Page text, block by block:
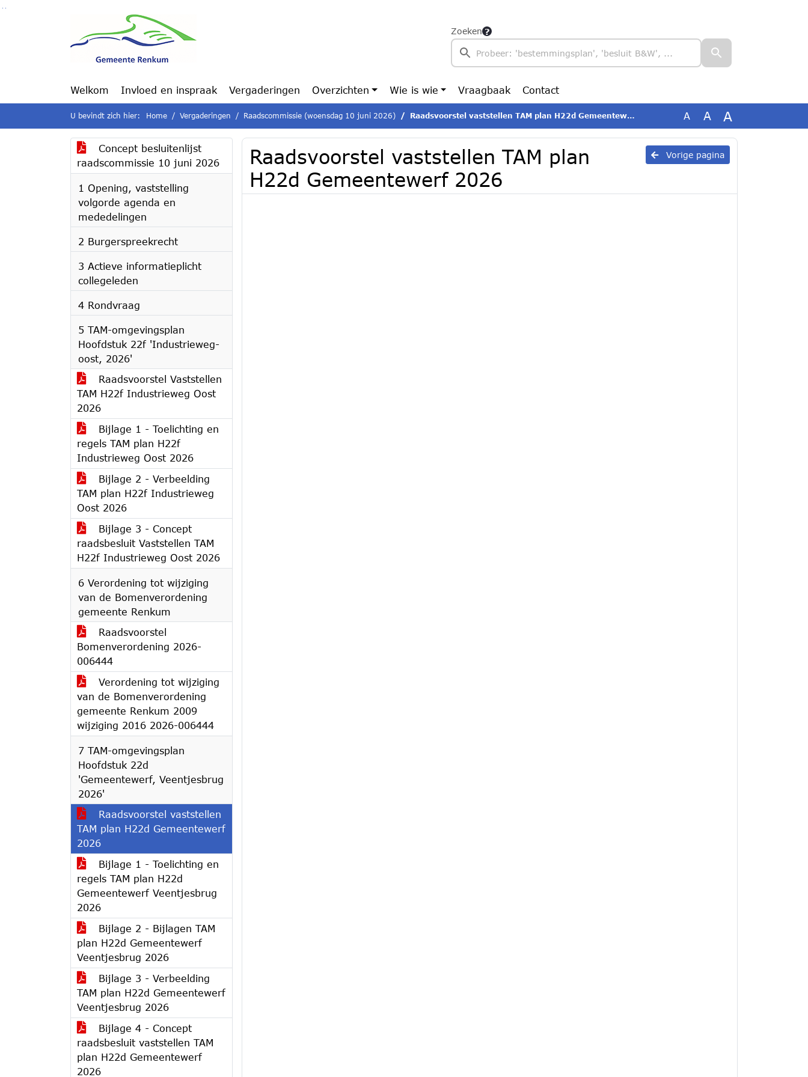
Ga naar de inhoud van deze pagina
Zoeken
Welkom Invloed en inspraak Vergaderingen Overzichten Wie is wie Vraagbaak Contact
U bevindt zich hier: Home Vergaderingen Raadscommissie (woensdag 10 juni 2026) Raadsvoorstel vaststellen TAM plan H22d Gemeentewerf 2026 A A A
Concept besluitenlijst
raadscommissie 10 juni 2026
1 Opening, vaststelling
volgorde agenda en
mededelingen
2 Burgerspreekrecht
3 Actieve informatieplicht
collegeleden
4 Rondvraag
5 TAM-omgevingsplan
Hoofdstuk 22f 'Industrieweg-
oost, 2026'
Raadsvoorstel Vaststellen
TAM H22f Industrieweg Oost
2026
Bijlage 1 - Toelichting en
regels TAM plan H22f
Industrieweg Oost 2026
Bijlage 2 - Verbeelding
TAM plan H22f Industrieweg
Oost 2026
Bijlage 3 - Concept
raadsbesluit Vaststellen TAM
H22f Industrieweg Oost 2026
6 Verordening tot wijziging
van de Bomenverordening
gemeente Renkum
Raadsvoorstel
Bomenverordening 2026-
006444
Verordening tot wijziging
van de Bomenverordening
gemeente Renkum 2009
wijziging 2016 2026-006444
7 TAM-omgevingsplan
Hoofdstuk 22d
'Gemeentewerf, Veentjesbrug
2026'
Raadsvoorstel vaststellen
TAM plan H22d Gemeentewerf
2026
Bijlage 1 - Toelichting en
regels TAM plan H22d
Gemeentewerf Veentjesbrug
2026
Bijlage 2 - Bijlagen TAM
plan H22d Gemeentewerf
Veentjesbrug 2026
Bijlage 3 - Verbeelding
TAM plan H22d Gemeentewerf
Veentjesbrug 2026
Bijlage 4 - Concept
raadsbesluit vaststellen TAM
plan H22d Gemeentewerf
2026
Vorige pagina
Raadsvoorstel vaststellen TAM plan
H22d Gemeentewerf 2026